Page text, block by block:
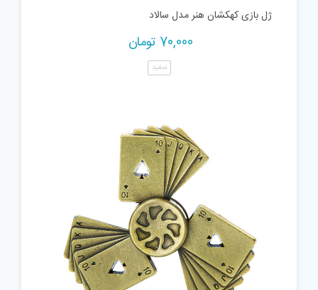
ژل بازی کهکشان هنر مدل سالاد
70,000 تومان
سفید